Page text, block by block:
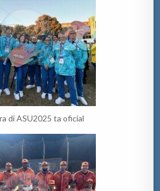
di ASU2025 ta oficial